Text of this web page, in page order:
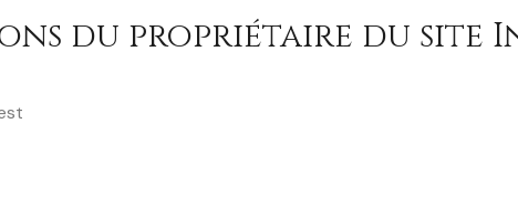
du propriétaire du site